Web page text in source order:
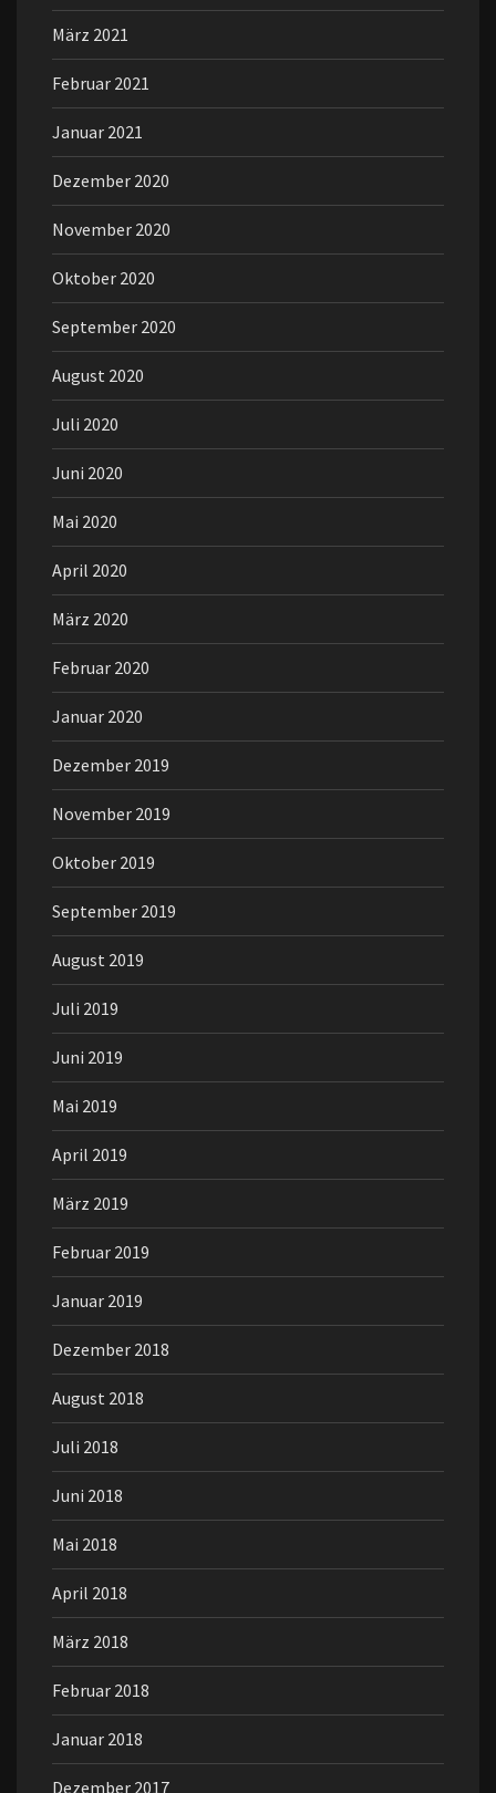
März 2021
Februar 2021
Januar 2021
Dezember 2020
November 2020
Oktober 2020
September 2020
August 2020
Juli 2020
Juni 2020
Mai 2020
April 2020
März 2020
Februar 2020
Januar 2020
Dezember 2019
November 2019
Oktober 2019
September 2019
August 2019
Juli 2019
Juni 2019
Mai 2019
April 2019
März 2019
Februar 2019
Januar 2019
Dezember 2018
August 2018
Juli 2018
Juni 2018
Mai 2018
April 2018
März 2018
Februar 2018
Januar 2018
Dezember 2017